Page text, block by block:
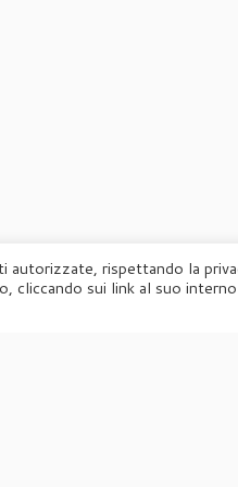
Designed con il
autorizzate, rispettando la
cliccando sui link al suo